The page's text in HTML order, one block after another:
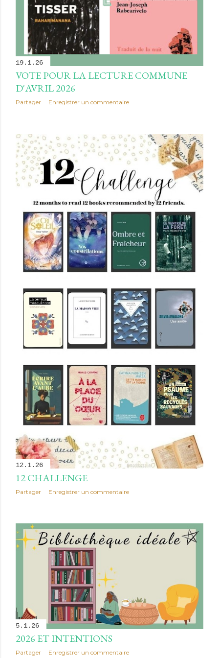
19.1.26
VOTE POUR LA LECTURE COMMUNE
D'AVRIL 2026
Partager Enregistrer un commentaire
12.1.26
12 CHALLENGE
Partager Enregistrer un commentaire
5.1.26
2026 ET INTENTIONS
Partager Enregistrer un commentaire